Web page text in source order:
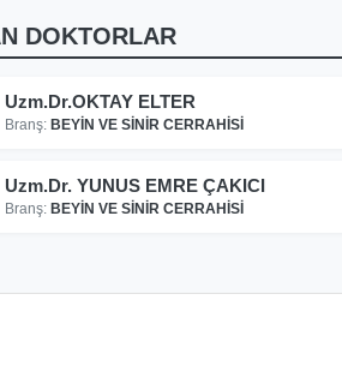
DOKTORLAR
Uzm.Dr.OKTAY ELTER
Branş: BEYİN VE SİNİR CERRAHİSİ
Uzm.Dr. YUNUS EMRE ÇAKICI
Branş: BEYİN VE SİNİR CERRAHİSİ